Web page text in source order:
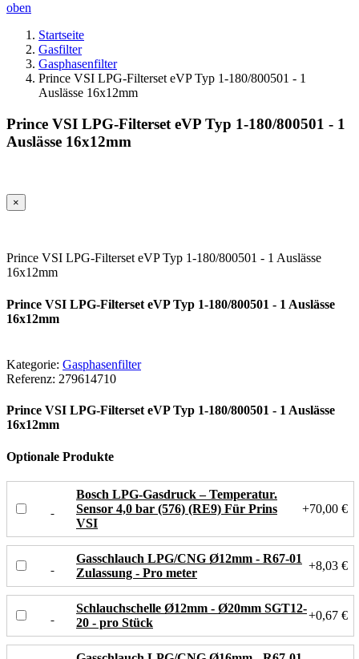
oben
Startseite
Gasfilter
Gasphasenfilter
Prince VSI LPG-Filterset eVP Typ 1-180/800501 - 1
Auslässe 16x12mm
Prince VSI LPG-Filterset eVP Typ 1-180/800501 - 1
Auslässe 16x12mm
×
Prince VSI LPG-Filterset eVP Typ 1-180/800501 - 1 Auslässe
16x12mm
Prince VSI LPG-Filterset eVP Typ 1-180/800501 - 1 Auslässe
16x12mm
Kategorie: Gasphasenfilter
Referenz: 279614710
Prince VSI LPG-Filterset eVP Typ 1-180/800501 - 1 Auslässe
16x12mm
Optionale Produkte
Bosch LPG-Gasdruck – Temperatur.
Sensor 4,0 bar (576) (RE9) Für Prins
VSI
+70,00 €
Gasschlauch LPG/CNG Ø12mm - R67-01
Zulassung - Pro meter
+8,03 €
Schlauchschelle Ø12mm - Ø20mm SGT12-
20 - pro Stück
+0,67 €